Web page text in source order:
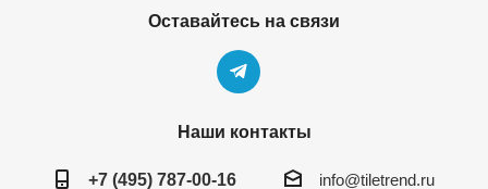
Оставайтесь на связи
Наши контакты
+7 (495) 787-00-16 info@tiletrend.ru